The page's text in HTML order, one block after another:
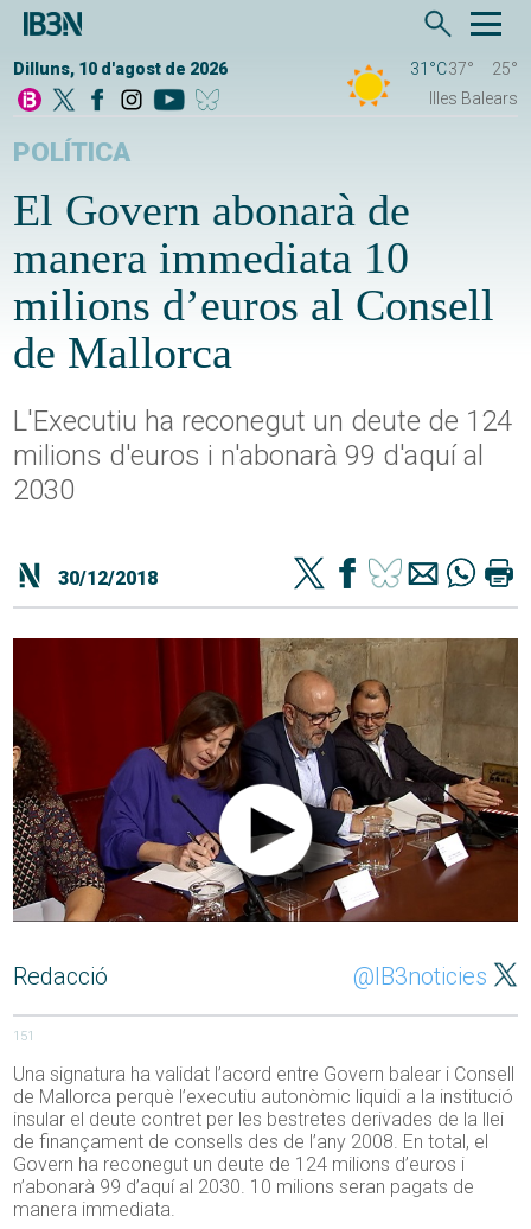
Dilluns, 10 d'agost de 2026 31°C37°
25°
Illes Balears
POLÍTICA
El Govern abonarà de
manera immediata 10
milions d’euros al Consell
de Mallorca
L'Executiu ha reconegut un deute de 124
milions d'euros i n'abonarà 99 d'aquí al
2030
30/12/2018
Redacció @IB3noticies
151
Una signatura ha validat l’acord entre Govern balear i Consell
de Mallorca perquè l’executiu autonòmic liquidi a la institució
insular el deute contret per les bestretes derivades de la llei
de finançament de consells des de l’any 2008. En total, el
Govern ha reconegut un deute de 124 milions d’euros i
n’abonarà 99 d’aquí al 2030. 10 milions seran pagats de
manera immediata.